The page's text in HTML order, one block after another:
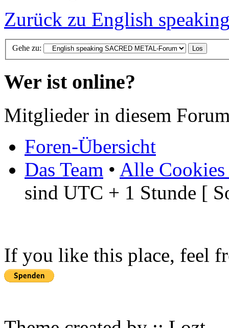
Zurück zu English
Gehe zu:
Wer ist online?
Mitglieder in diesem
Foren-Übersicht
Das Team • Alle Cookies
sind UTC + 1 Stunde [
If you like this place, feel